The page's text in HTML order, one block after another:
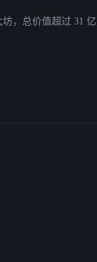
，总价值超过